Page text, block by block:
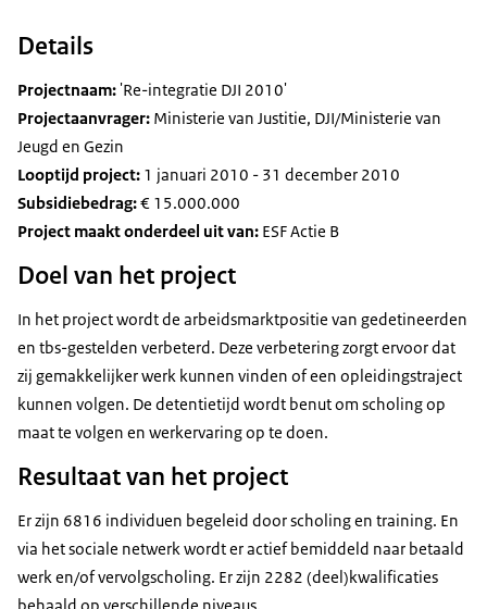
Details
Projectnaam: 'Re-integratie DJI 2010'
Projectaanvrager: Ministerie van Justitie, DJI/Ministerie van
Jeugd en Gezin
Looptijd project: 1 januari 2010 - 31 december 2010
Subsidiebedrag:€ 15.000.000
Project maakt onderdeel uit van: ESF Actie B
Doel van het project
In het project wordt de arbeidsmarktpositie van gedetineerden
en tbs-gestelden verbeterd. Deze verbetering zorgt ervoor dat
zij gemakkelijker werk kunnen vinden of een opleidingstraject
kunnen volgen. De detentietijd wordt benut om scholing op
maat te volgen en werkervaring op te doen.
Resultaat van het project
Er zijn 6816 individuen begeleid door scholing en training. En
via het sociale netwerk wordt er actief bemiddeld naar betaald
werk en/of vervolgscholing. Er zijn 2282 (deel)kwalificaties